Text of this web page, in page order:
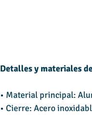
Detalles y materiales
• Material principal:
• Cierre: Acero